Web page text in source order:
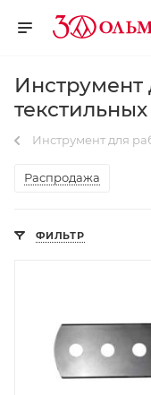
Инструмент
Инструмент для
Распродажа
ФИЛЬТР